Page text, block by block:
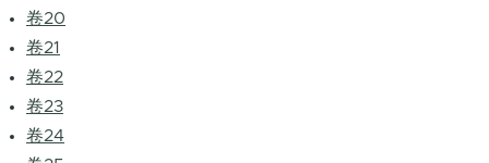
卷20
卷21
卷22
卷23
卷24